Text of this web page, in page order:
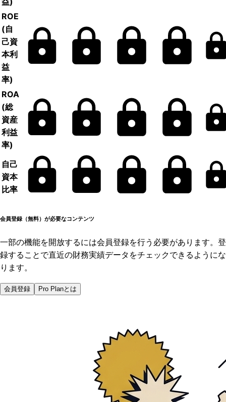
ROE
(自
己資
本利
益
率)
ROA
(総
資産
利益
率)
自己
資本
比率
会員登録（無料）が必要なコンテンツ
一部の機能を開放するには会員登録を行う必要があります。登
録することで直近の財務実績データをチェックできるようにな
ります。
会員登録 Pro Planとは